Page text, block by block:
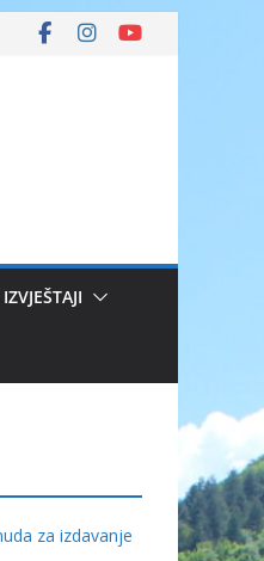
IZVJEŠTAJI
za izdavanje